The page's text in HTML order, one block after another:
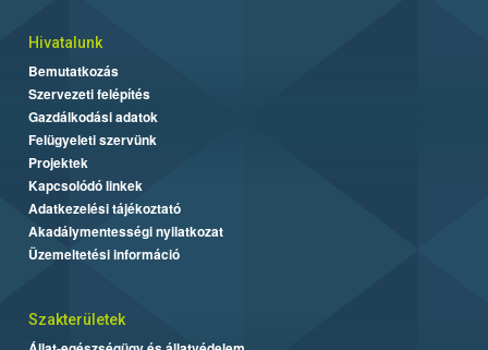
Hivatalunk
Bemutatkozás
Szervezeti felépítés
Gazdálkodási adatok
Felügyeleti szervünk
Projektek
Kapcsolódó linkek
Adatkezelési tájékoztató
Akadálymentességi nyilatkozat
Üzemeltetési információ
Szakterületek